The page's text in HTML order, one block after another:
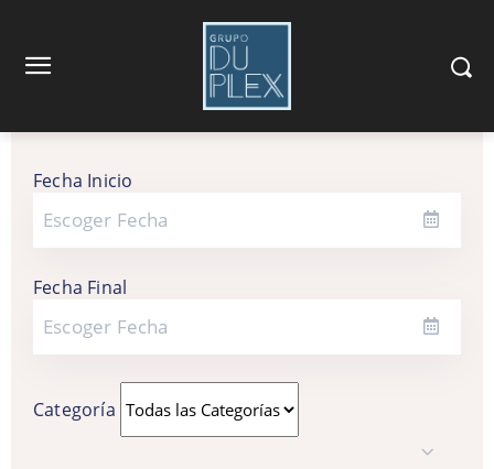
Fecha Inicio
Fecha Final
Categoría